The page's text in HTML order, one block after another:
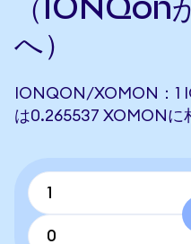
へ）
IONQON/XOMON：1
は0.265537 XOMONに